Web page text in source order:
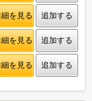
を見る 追加する
を見る 追加する
を見る 追加する